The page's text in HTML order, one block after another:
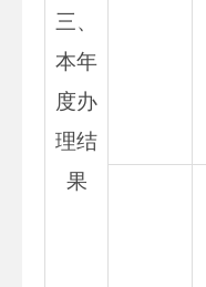
三、
本年
度办
理结
果